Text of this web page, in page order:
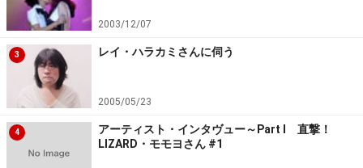
2003/12/07
3 レイ・ハラカミさんに伺う
2005/05/23
4
アーティスト・インタヴュー～Part I 直撃！
LIZARD・モモヨさん #1